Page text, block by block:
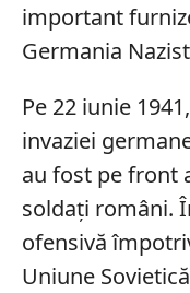
important
Germania
Pe 22 iunie
invaziei
au fost pe front
soldați români.
ofensivă
Uniune